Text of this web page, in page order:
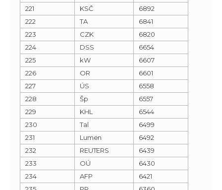
221
KSČ
6892
222
TA
6841
223
CZK
6820
224
DSS
6654
225
kW
6607
226
OR
6601
227
ÚS
6558
228
Šp
6557
229
KHL
6544
230
Tal
6499
231
Lumen
6492
232
REUTERS
6439
233
OÚ
6430
234
AFP
6421